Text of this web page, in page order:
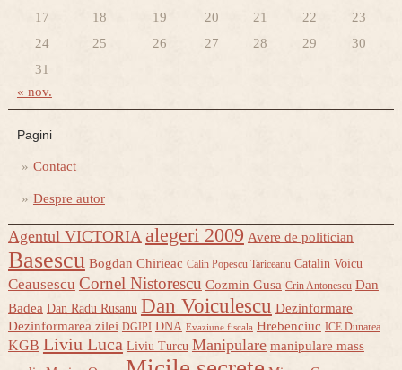
17
18 19 20 21 22
23
24
25 26 27 28 29
30
31
« nov.
Pagini
Contact
Despre autor
Agentul VICTORIA alegeri 2009 Avere de politician
Basescu Bogdan Chirieac Calin Popescu Tariceanu Catalin Voicu
Ceausescu Cornel Nistorescu Cozmin Gusa Crin Antonescu Dan
Badea Dan Radu Rusanu Dan Voiculescu Dezinformare
Dezinformarea zilei DGIPI DNA Evaziune fiscala Hrebenciuc ICE Dunarea
KGB Liviu Luca Liviu Turcu Manipulare manipulare mass